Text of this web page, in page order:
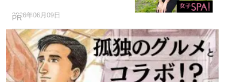
2026年06月09日
PR